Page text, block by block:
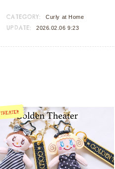
CATEGORY: Curly at Home
UPDATE: 2026.02.06 9:23